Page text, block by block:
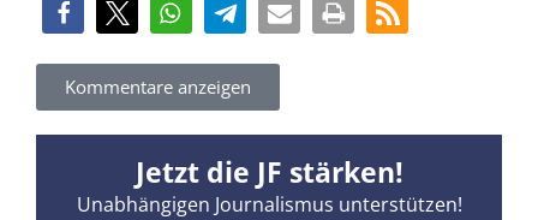
Kommentare anzeigen
Jetzt die JF stärken!
Unabhängigen Journalismus unterstützen!